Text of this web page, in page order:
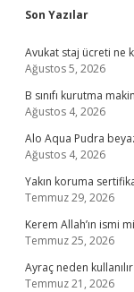
Sidebar
Son Yazılar
Avukat staj ücreti ne
Ağustos 5, 2026
B sınıfı kurutma
Ağustos 4, 2026
Alo Aqua Pudra
Ağustos 4, 2026
Yakın koruma
Temmuz 29, 2026
Kerem Allah’ın ismi
Temmuz 25, 2026
Ayraç neden kullanılır
Temmuz 21, 2026